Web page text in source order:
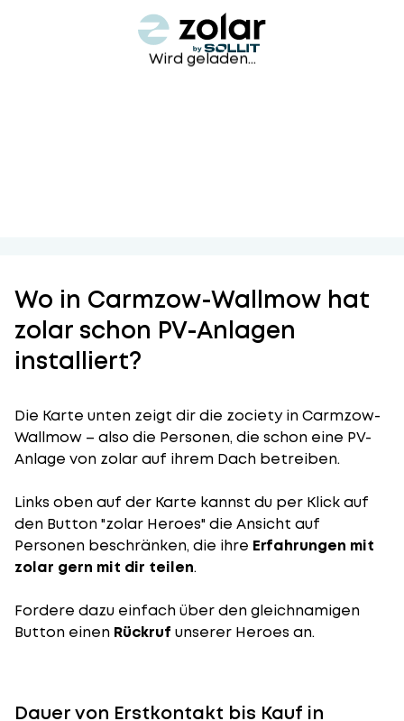
Wird geladen...
Wo in Carmzow-Wallmow hat
zolar schon PV-Anlagen
installiert?
Die Karte unten zeigt dir die zociety in Carmzow-
Wallmow – also die Personen, die schon eine PV-
Anlage von zolar auf ihrem Dach betreiben.
Links oben auf der Karte kannst du per Klick auf
den Button "zolar Heroes" die Ansicht auf
Personen beschränken, die ihre Erfahrungen mit
zolar gern mit dir teilen.
Fordere dazu einfach über den gleichnamigen
Button einen Rückruf unserer Heroes an.
Dauer von Erstkontakt bis Kauf in